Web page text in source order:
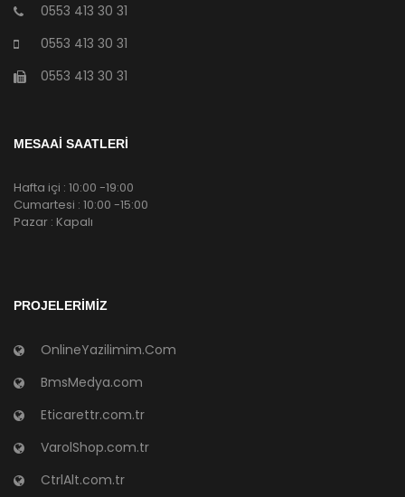
0553 413 30 31
0553 413 30 31
0553 413 30 31
MESAAİ SAATLERİ
Hafta içi : 10:00 -19:00
Cumartesi : 10:00 -15:00
Pazar : Kapalı
PROJELERIMIZ
OnlineYazilimim.Com
BmsMedya.com
Eticarettr.com.tr
VarolShop.com.tr
CtrlAlt.com.tr